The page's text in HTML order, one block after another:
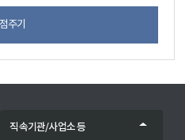
주기
직속기관/사업소 등